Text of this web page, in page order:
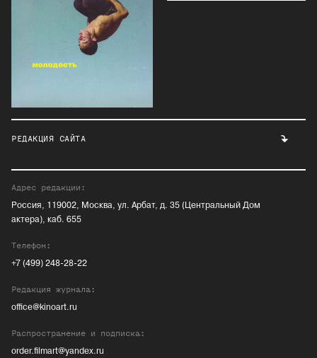
РЕДАКЦИЯ САЙТА
Адрес редакции:
Россия, 119002, Москва, ул. Арбат, д. 35 (Центральный Дом
актера), каб. 655
Телефон:
+7 (499) 248-28-22
Редакция журнала:
office@kinoart.ru
Распространение и подписка:
order.filmart@yandex.ru